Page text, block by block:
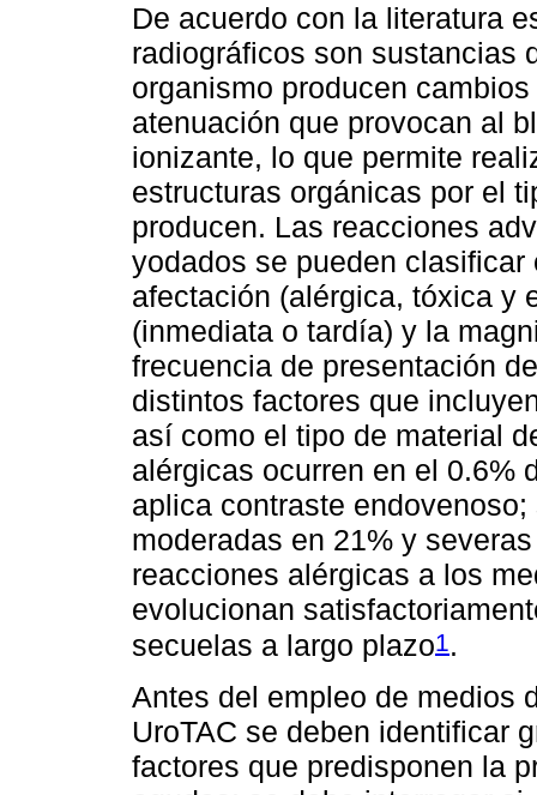
De acuerdo con la literatura
radiográficos son sustancias
organismo producen
atenuación que provocan al
ionizante, lo que permite
estructuras orgánicas por el
producen. Las reacciones
yodados se pueden
afectación (alérgica, tóxica y
(inmediata o tardía) y la
frecuencia de presentación
distintos factores que
así como el tipo de material
alérgicas ocurren en el 0.6%
aplica contraste
moderadas en 21% y
reacciones alérgicas a los
evolucionan
secuelas a largo plazo1 .
Antes del empleo de medios
UroTAC se deben identificar
factores que predisponen la